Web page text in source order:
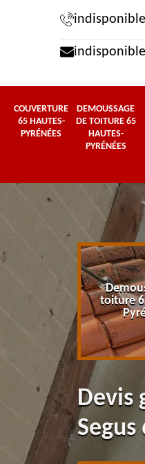
indisponible
indisponible
COUVERTURE
65 HAUTES-
PYRÉNÉES
DEMOUSSAGE
DE TOITURE 65
HAUTES-
PYRÉNÉES
Hautes-
toiture
Devis
Segus